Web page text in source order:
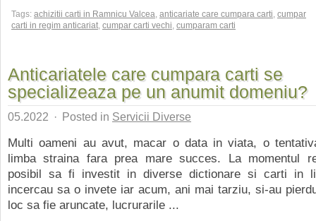
Tags: achizitii carti in Ramnicu Valcea, anticariate care cumpara carti, cumpar
carti in regim anticariat, cumpar carti vechi, cumparam carti
Anticariatele care cumpara carti se
specializeaza pe un anumit domeniu?
05.2022 · Posted in Servicii Diverse
Multi oameni au avut, macar o data in viata, o
limba straina fara prea mare succes. La momentul
posibil sa fi investit in diverse dictionare si carti in
incercau sa o invete iar acum, ani mai tarziu, si-au
loc sa fie aruncate, lucrurarile ...